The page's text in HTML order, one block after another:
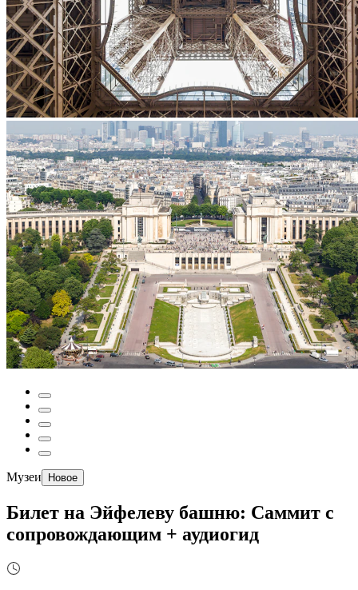
Музеи Новое
Билет на Эйфелеву башню: Саммит с
сопровождающим + аудиогид